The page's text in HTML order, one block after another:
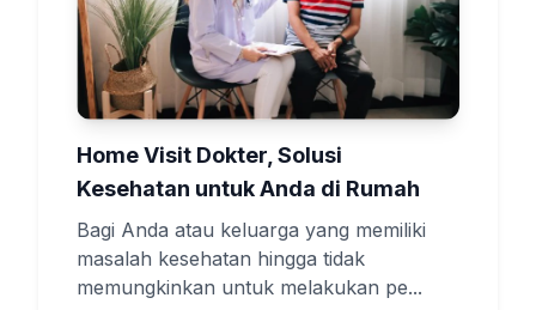
Home Visit Dokter, Solusi
Kesehatan untuk Anda di Rumah
Bagi Anda atau keluarga yang memiliki
masalah kesehatan hingga tidak
memungkinkan untuk melakukan pe...